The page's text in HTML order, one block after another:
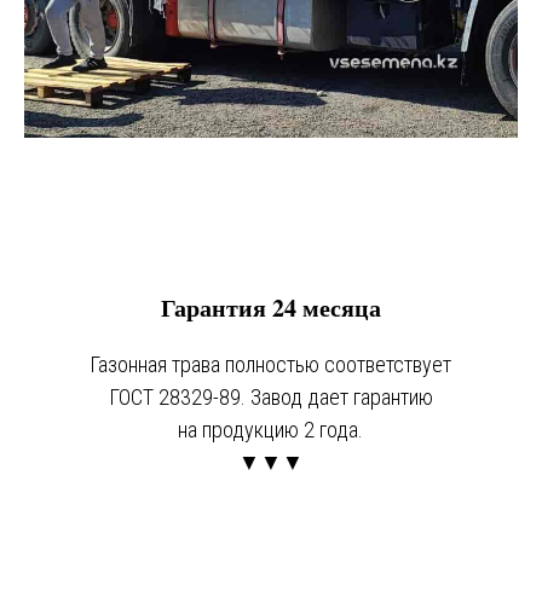
Гарантия 24 месяца
Газонная трава полностью соответствует
ГОСТ 28329-89. Завод дает гарантию
на продукцию 2 года.
▼▼▼